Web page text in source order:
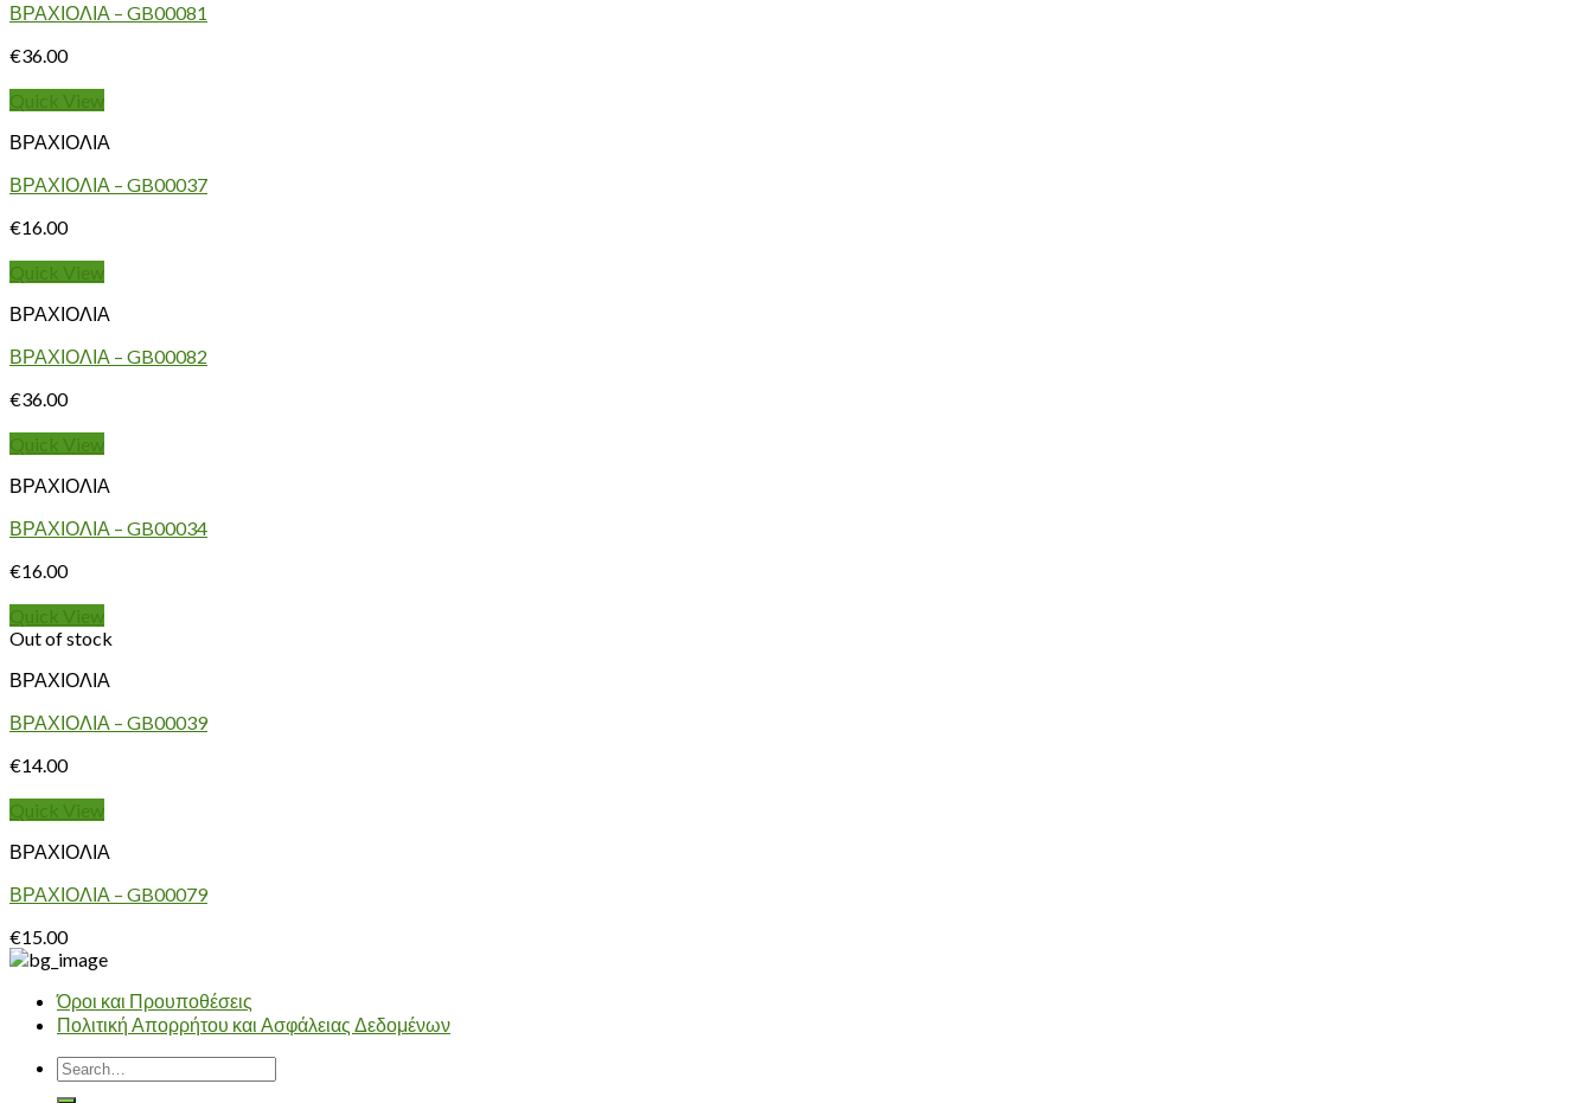
ΒΡΑΧΙΟΛΙΑ – GB00081
€36.00
Quick View
ΒΡΑΧΙΟΛΙΑ
ΒΡΑΧΙΟΛΙΑ – GB00037
€16.00
Quick View
ΒΡΑΧΙΟΛΙΑ
ΒΡΑΧΙΟΛΙΑ – GB00082
€36.00
Quick View
ΒΡΑΧΙΟΛΙΑ
ΒΡΑΧΙΟΛΙΑ – GB00034
€16.00
Quick View
Out of stock
ΒΡΑΧΙΟΛΙΑ
ΒΡΑΧΙΟΛΙΑ – GB00039
€14.00
Quick View
ΒΡΑΧΙΟΛΙΑ
ΒΡΑΧΙΟΛΙΑ – GB00079
€15.00
Όροι και Προυποθέσεις
Πολιτική Απορρήτου και Ασφάλειας Δεδομένων
Search
for: